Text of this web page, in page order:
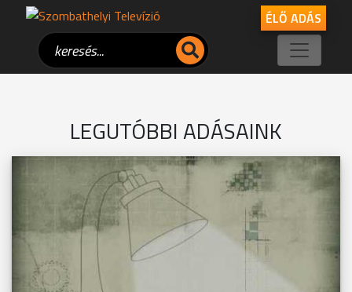
ÉLŐ ADÁS
LEGUTÓBBI ADÁSAINK